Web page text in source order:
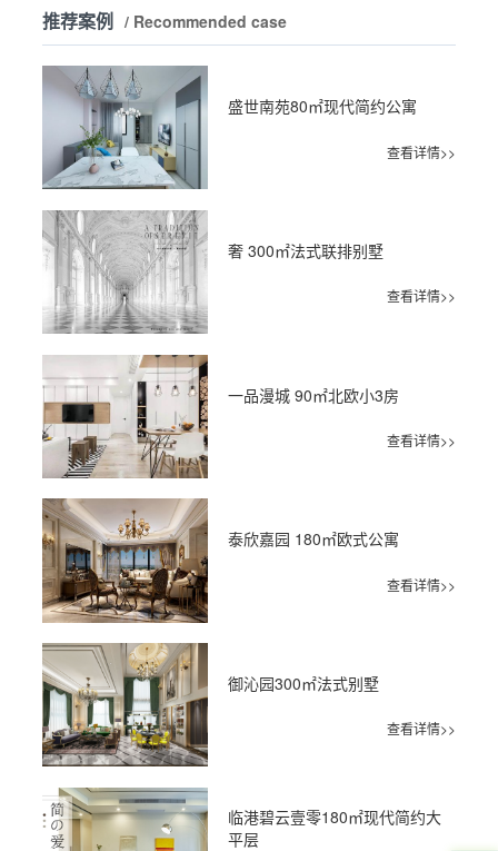
推荐案例 / Recommended case
盛世南苑80㎡现代简约公寓
查看详情>>
奢 300㎡法式联排别墅
查看详情>>
一品漫城 90㎡北欧小3房
查看详情>>
泰欣嘉园 180㎡欧式公寓
查看详情>>
御沁园300㎡法式别墅
查看详情>>
临港碧云壹零180㎡现代简约大
平层